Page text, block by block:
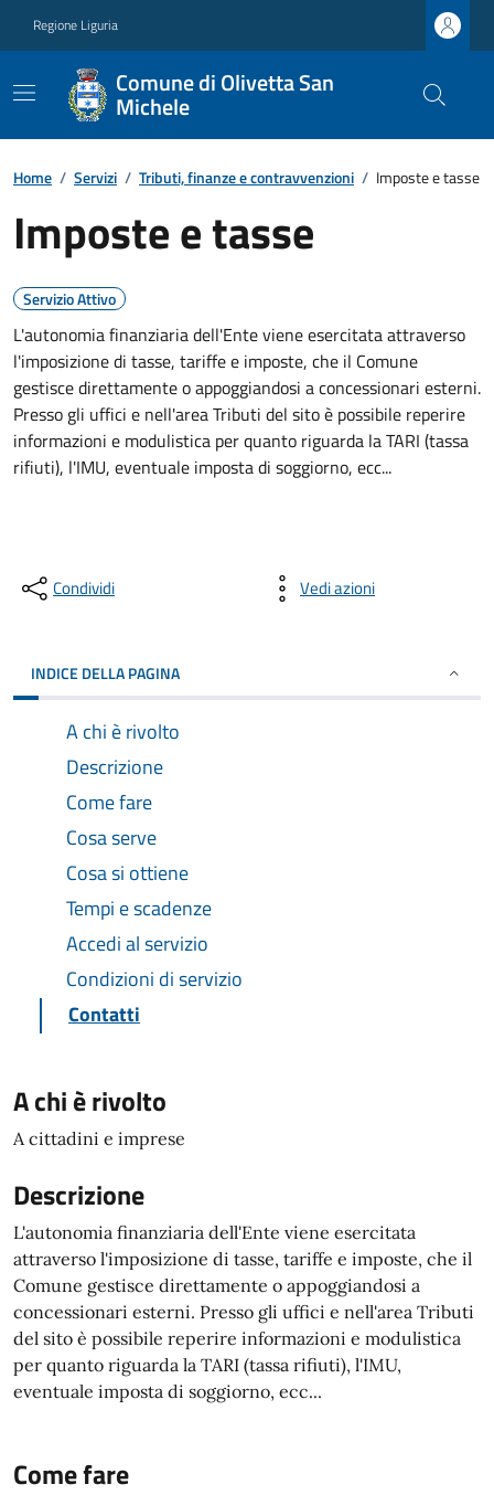
Regione Liguria
Comune di Olivetta San
Michele
Home / Servizi / Tributi, finanze e contravvenzioni / Imposte e tasse
Imposte e tasse
Servizio Attivo
L'autonomia finanziaria dell'Ente viene esercitata attraverso
l'imposizione di tasse, tariffe e imposte, che il Comune
gestisce direttamente o appoggiandosi a concessionari esterni.
Presso gli uffici e nell'area Tributi del sito è possibile reperire
informazioni e modulistica per quanto riguarda la TARI (tassa
rifiuti), l'IMU, eventuale imposta di soggiorno, ecc...
Condividi Vedi azioni
INDICE DELLA PAGINA
A chi è rivolto
Descrizione
Come fare
Cosa serve
Cosa si ottiene
Tempi e scadenze
Accedi al servizio
Condizioni di servizio
Contatti
A chi è rivolto
A cittadini e imprese
Descrizione
L'autonomia finanziaria dell'Ente viene esercitata
attraverso l'imposizione di tasse, tariffe e imposte, che il
Comune gestisce direttamente o appoggiandosi a
concessionari esterni. Presso gli uffici e nell'area Tributi
del sito è possibile reperire informazioni e modulistica
per quanto riguarda la TARI (tassa rifiuti), l'IMU,
eventuale imposta di soggiorno, ecc...
Come fare